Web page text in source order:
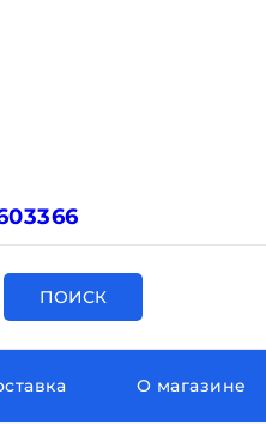
ПОИСК
О магазине